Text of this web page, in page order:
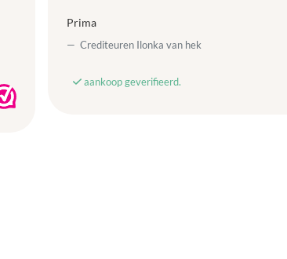
Prima
Crediteuren Ilonka van hek
aankoop geverifieerd.